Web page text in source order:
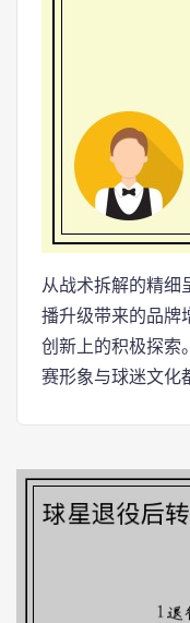
从战术拆解的精细
播升级带来的品牌
创新上的积极探索
赛形象与球迷文化